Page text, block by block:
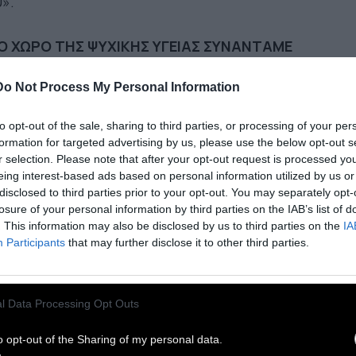
Not Process My Personal Information
opt-out of the sale, sharing to third parties, or processing of your
for targeted advertising by us, please use the below opt-out
selection. Please note that after your opt-out request is processed
interest-based ads based on personal information utilized by us
to third parties prior to your opt-out. You may separately
of your personal information by third parties on the IAB’s list of
This information may also be disclosed by us to third parties on the
Participants that may further disclose it to other third parties.
Data Processing Opt Outs
opt-out of the Sharing of my personal data.
ΧΩΡΟ ΤΗΣ ΨΥΧΙΚΗΣ ΥΓΕΙΑΣ ΣΥΝΑΝΤΑΜΕ
χωρίς να καταλάβουν πώς–, ότι αγάπη είναι
που τους χτυπούν προκειμένου να
ότι τους αγαπούν (πολλές
γυναίκες υπήρξαν κακοποιημένες
Για αιώνες κακοποιούσαν ή πλήγωναν
τα παιδιά τους λέγοντας ότι το κάνουν για
τους: ”Εμένα με πονάει περισσότερο που
πράγματι έτσι. Και προσαρμόζεσαι·
συμπεριφορά. Και εξακολουθείς, πολλές